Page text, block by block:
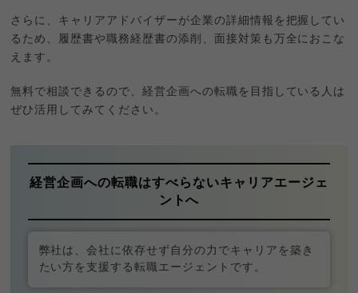
さらに、キャリアアドバイザーが企業の詳細情報を把握してい
るため、履歴書や職務経歴書の添削、面接対策も万全におこな
えます。
無料で相談できるので、経営企画への転職を目指している人は
ぜひ活用してみてください。
経営企画への転職はすべらないキャリアエージェ
ントへ
弊社は、会社に依存せず自分の力でキャリアを築き
たい方を支援する転職エージェントです。